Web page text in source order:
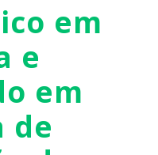
em
e
em
de